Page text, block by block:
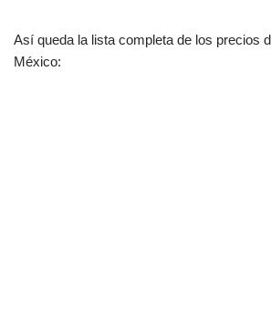
Así queda la lista completa de los precios
México: